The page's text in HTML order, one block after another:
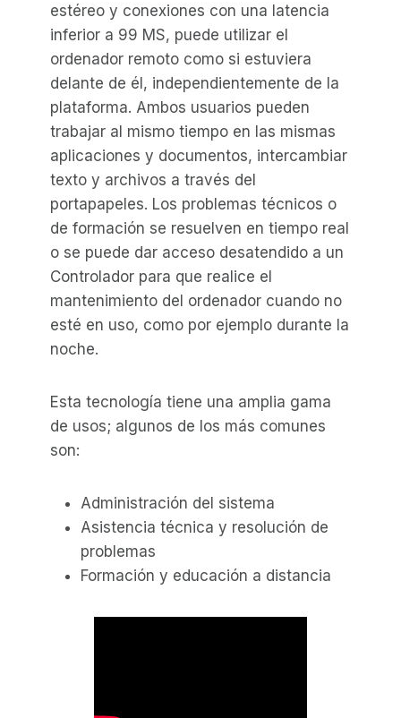
estéreo y conexiones con una latencia
inferior a 99 MS, puede utilizar el
ordenador remoto como si estuviera
delante de él, independientemente de la
plataforma. Ambos usuarios pueden
trabajar al mismo tiempo en las mismas
aplicaciones y documentos, intercambiar
texto y archivos a través del
portapapeles. Los problemas técnicos o
de formación se resuelven en tiempo real
o se puede dar acceso desatendido a un
Controlador para que realice el
mantenimiento del ordenador cuando no
esté en uso, como por ejemplo durante la
noche.
Esta tecnología tiene una amplia gama
de usos; algunos de los más comunes
son:
Administración del sistema
Asistencia técnica y resolución de
problemas
Formación y educación a distancia